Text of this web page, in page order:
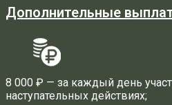
Дополнительные
8 000 ₽ — за каждый день
наступательных действиях;